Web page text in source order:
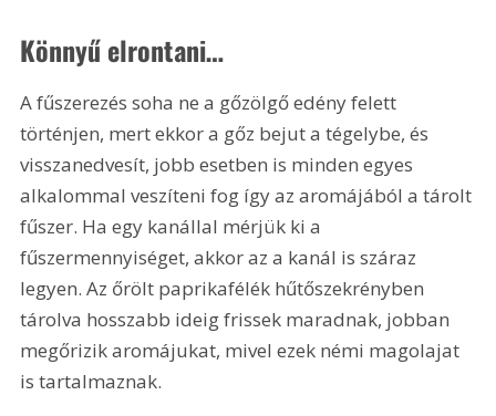
Könnyű elrontani…
A fűszerezés soha ne a gőzölgő edény felett
történjen, mert ekkor a gőz bejut a tégelybe, és
visszanedvesít, jobb esetben is minden egyes
alkalommal veszíteni fog így az aromájából a tárolt
fűszer. Ha egy kanállal mérjük ki a
fűszermennyiséget, akkor az a kanál is száraz
legyen. Az őrölt paprikafélék hűtőszekrényben
tárolva hosszabb ideig frissek maradnak, jobban
megőrizik aromájukat, mivel ezek némi magolajat
is tartalmaznak.